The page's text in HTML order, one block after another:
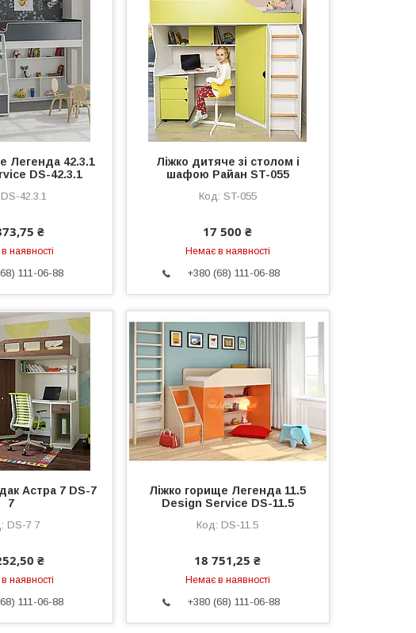
Легенда 42.3.1
DS-42.3.1
DS-42.3.1
₴
наявності
111-06-88
Ліжко дитяче зі столом і
шафою Райан ST-055
ST-055
17 500 ₴
Немає в наявності
+380 (68) 111-06-88
Астра 7 DS-7
7
DS-7 7
₴
наявності
111-06-88
Ліжко горище Легенда 11.5
Design Service DS-11.5
DS-11.5
18 751,25 ₴
Немає в наявності
+380 (68) 111-06-88